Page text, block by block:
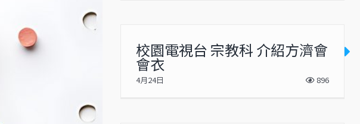
校園電視台 宗教科 介紹方濟會
會衣
4月24日 896